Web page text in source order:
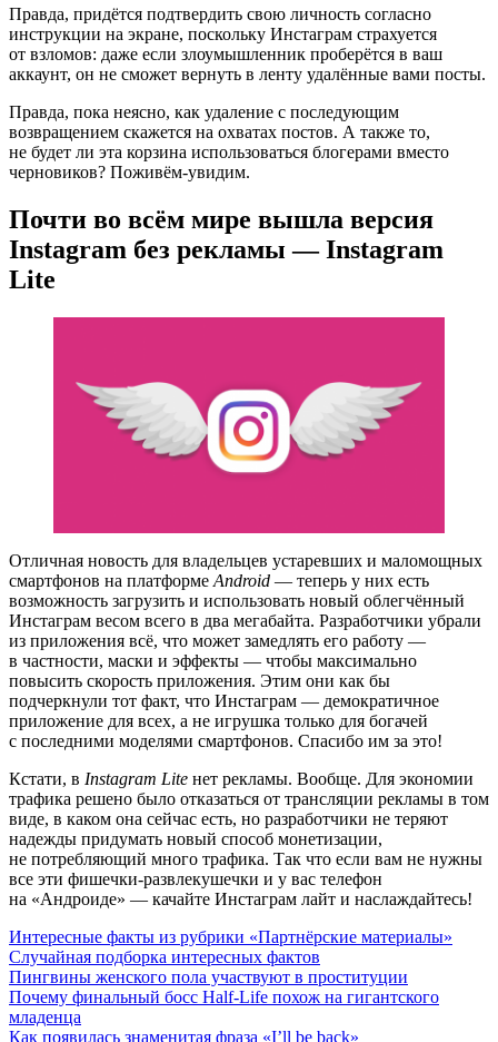
Правда, придётся подтвердить свою личность согласно
инструкции на экране, поскольку Инстаграм страхуется
от взломов: даже если злоумышленник проберётся в ваш
аккаунт, он не сможет вернуть в ленту удалённые вами посты.
Правда, пока неясно, как удаление с последующим
возвращением скажется на охватах постов. А также то,
не будет ли эта корзина использоваться блогерами вместо
черновиков? Поживём-увидим.
Почти во всём мире вышла версия
Instagram без рекламы — Instagram
Lite
Отличная новость для владельцев устаревших и маломощных
смартфонов на платформе Android — теперь у них есть
возможность загрузить и использовать новый облегчённый
Инстаграм весом всего в два мегабайта. Разработчики убрали
из приложения всё, что может замедлять его работу —
в частности, маски и эффекты — чтобы максимально
повысить скорость приложения. Этим они как бы
подчеркнули тот факт, что Инстаграм — демократичное
приложение для всех, а не игрушка только для богачей
с последними моделями смартфонов. Спасибо им за это!
Кстати, в Instagram Lite нет рекламы. Вообще. Для экономии
трафика решено было отказаться от трансляции рекламы в том
виде, в каком она сейчас есть, но разработчики не теряют
надежды придумать новый способ монетизации,
не потребляющий много трафика. Так что если вам не нужны
все эти фишечки-развлекушечки и у вас телефон
на «Андроиде» — качайте Инстаграм лайт и наслаждайтесь!
Интересные факты из рубрики «Партнёрские материалы»
Случайная подборка интересных фактов
Пингвины женского пола участвуют в проституции
Почему финальный босс Half-Life похож на гигантского
младенца
Как появилась знаменитая фраза «I’ll be back»